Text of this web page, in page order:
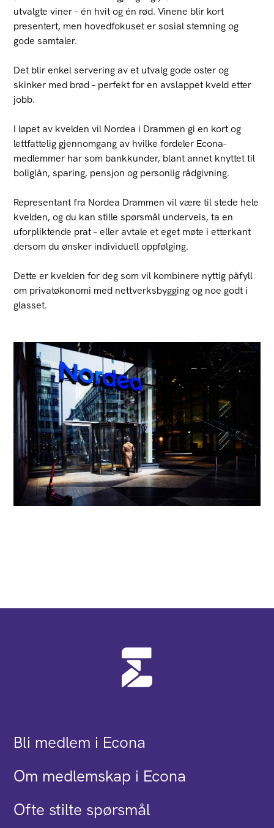
utvalgte viner – én hvit og én rød. Vinene blir kort
presentert, men hovedfokuset er sosial stemning og
gode samtaler.
Det blir enkel servering av et utvalg gode oster og
skinker med brød – perfekt for en avslappet kveld etter
jobb.
I løpet av kvelden vil Nordea i Drammen gi en kort og
lettfattelig gjennomgang av hvilke fordeler Econa-
medlemmer har som bankkunder, blant annet knyttet til
boliglån, sparing, pensjon og personlig rådgivning.
Representant fra Nordea Drammen vil være til stede hele
kvelden, og du kan stille spørsmål underveis, ta en
uforpliktende prat – eller avtale et eget møte i etterkant
dersom du ønsker individuell oppfølging.
Dette er kvelden for deg som vil kombinere nyttig påfyll
om privatøkonomi med nettverksbygging og noe godt i
glasset.
Bli medlem i Econa
Om medlemskap i Econa
Ofte stilte spørsmål